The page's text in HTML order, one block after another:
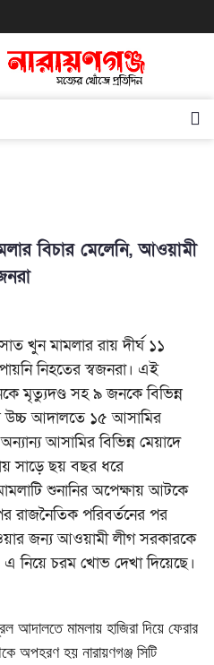
বিচার মেলেনি, আওয়ামী
খুন মামলার রায়দীর্ঘ ১১
নিহতের স্বজনরা। এই
মৃত্যুদণ্ড সহ ৯ জনকে বিভিন্ন
উচ্চ আদালতে ১৫ আসামির
আসামির বিভিন্ন মেয়াদে
সাড়ে ছয় বছর ধরে
শুনানির অপেক্ষায় আটকে
পরিবর্তনের পর
জন্য আওয়ামী লীগ সরকারকে
এ নিয়ে চরম খোভ দেখা দিয়েছে।
আদালতে মামলায় হাজিরা দিয়ে ফেরার
অপহরণ হয় নারায়ণগঞ্জ সিটি